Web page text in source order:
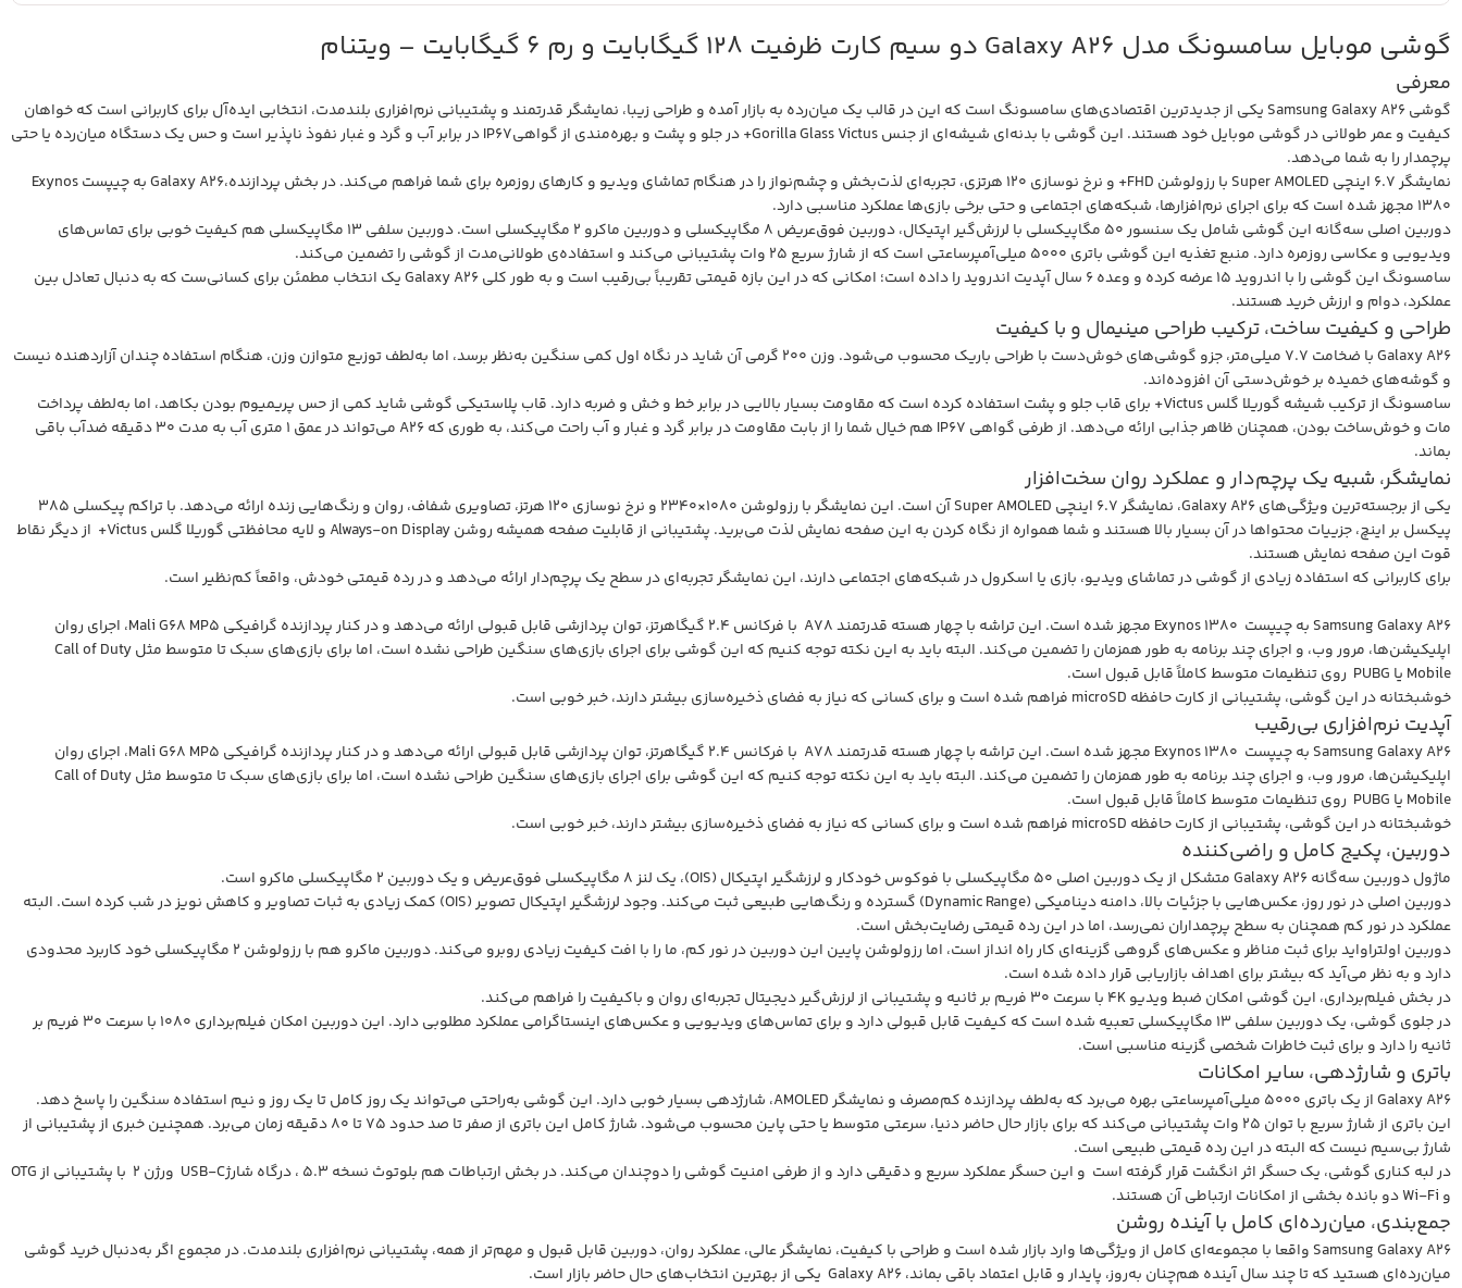
گوشی موبایل سامسونگ مدل Galaxy A26 دو سیم کارت ظرفیت 128 گیگابایت و رم 6 گیگابایت – ویتنام
معرفی
گوشی Samsung Galaxy A26 یکی از جدیدترین اقتصادی‌های سامسونگ است که این در قالب یک میان‌رده به بازار آمده و طراحی زیبا، نمایشگر قدرتمند و پشتیبانی نرم‌افزاری بلندمدت، انتخابی ایده‌آل برای کاربرانی‌ است که خواهان
کیفیت و عمر طولانی در گوشی موبایل خود هستند. این گوشی با بدنه‌ای شیشه‌ای از جنس Gorilla Glass Victus+ در جلو و پشت و بهره‌مندی از گواهیIP67 در برابر آب و گرد و غبار نفوذ ناپذیر است و حس یک دستگاه میان‌رده یا حتی
پرچمدار را به شما می‌دهد.
نمایشگر ۶.۷ اینچی Super AMOLED با رزولوشن FHD+ و نرخ نوسازی ۱۲۰ هرتزی، تجربه‌ای لذت‌بخش و چشم‌نواز را در هنگام تماشای ویدیو و کارهای روزمره برای شما فراهم می‌کند. در بخش پردازنده،Galaxy A26 به چیپست Exynos
1380 مجهز شده است که برای اجرای نرم‌افزارها، شبکه‌های اجتماعی و حتی برخی بازی‌ها عملکرد مناسبی دارد.
دوربین اصلی سه‌گانه این گوشی شامل یک سنسور ۵۰ مگاپیکسلی با لرزش‌گیر اپتیکال، دوربین فوق‌عریض ۸ مگاپیکسلی و دوربین ماکرو ۲ مگاپیکسلی است. دوربین سلفی ۱۳ مگاپیکسلی هم کیفیت خوبی برای تماس‌های
ویدیویی و عکاسی روزمره دارد. منبع تغذیه این گوشی باتری ۵۰۰۰ میلی‌آمپرساعتی است که از شارژ سریع ۲۵ وات پشتیبانی می‌کند و استفاده‌ی طولانی‌مدت از گوشی را تضمین می‌کند.
سامسونگ این گوشی را با اندروید ۱۵ عرضه کرده و وعده ۶ سال آپدیت اندروید را داده است؛ امکانی که در این بازه قیمتی تقریباً بی‌رقیب است و به طور کلی Galaxy A26 یک انتخاب مطمئن برای کسانی‌ست که به دنبال تعادل بین
عملکرد، دوام و ارزش خرید هستند.
طراحی و کیفیت ساخت، ترکیب طراحی مینیمال و با کیفیت
Galaxy A26 با ضخامت 7.7 میلی‌متر، جزو گوشی‌های خوش‌دست با طراحی باریک محسوب می‌شود. وزن 200 گرمی آن شاید در نگاه اول کمی سنگین به‌نظر برسد، اما به‌لطف توزیع متوازن وزن، هنگام استفاده چندان آزاردهنده نیست
و گوشه‌های خمیده بر خوش‌دستی آن افزوده‌اند.
سامسونگ از ترکیب شیشه گوریلا گلس Victus+ برای قاب جلو و پشت استفاده کرده است که مقاومت بسیار بالایی در برابر خط و خش و ضربه دارد. قاب پلاستیکی گوشی شاید کمی از حس پریمیوم بودن بکاهد، اما به‌لطف پرداخت
مات و خوش‌ساخت بودن، همچنان ظاهر جذابی ارائه می‌دهد. از طرفی گواهی IP67 هم خیال شما را از بابت مقاومت در برابر گرد و غبار و آب راحت می‌کند، به طوری که A26 می‌تواند در عمق ۱ متری آب به مدت ۳۰ دقیقه ضدآب باقی
بماند.
نمایشگر، شبیه یک پرچم‌دار و عملکرد روان سخت‌افزار
یکی از برجسته‌ترین ویژگی‌های Galaxy A26، نمایشگر 6.7 اینچی Super AMOLED آن است. این نمایشگر با رزولوشن 1080×2340 و نرخ نوسازی 120 هرتز، تصاویری شفاف، روان و رنگ‌هایی زنده ارائه می‌دهد. با تراکم پیکسلی 385
پیکسل بر اینچ، جزییات محتواها در آن بسیار بالا هستند و شما همواره از نگاه کردن به این صفحه نمایش لذت می‌برید. پشتیبانی از قابلیت صفحه همیشه روشن Always-on Display و لایه محافظتی گوریلا گلس Victus+ از دیگر نقاط
قوت این صفحه نمایش هستند.
برای کاربرانی که استفاده زیادی از گوشی در تماشای ویدیو، بازی یا اسکرول در شبکه‌های اجتماعی دارند، این نمایشگر تجربه‌ای در سطح یک پرچم‌دار ارائه می‌دهد و در رده قیمتی خودش، واقعاً کم‌نظیر است.
Samsung Galaxy A26 به چیپست 1380 Exynos مجهز شده است. این تراشه با چهار هسته قدرتمند A78 با فرکانس ۲.۴ گیگاهرتز، توان پردازشی قابل قبولی ارائه می‌دهد و در کنار پردازنده گرافیکی Mali G68 MP5، اجرای روان
اپلیکیشن‌ها، مرور وب، و اجرای چند برنامه به طور همزمان را تضمین می‌کند. البته باید به این نکته توجه کنیم که این گوشی برای اجرای بازی‌های سنگین طراحی نشده است، اما برای بازی‌های سبک تا متوسط مثل Call of Duty
Mobile یا PUBG روی تنظیمات متوسط کاملاً قابل قبول است.
خوشبختانه در این گوشی، پشتیبانی از کارت حافظه microSD فراهم شده است و برای کسانی که نیاز به فضای ذخیره‌سازی بیشتر دارند، خبر خوبی است.
آپدیت نرم‌افزاری بی‌رقیب
Samsung Galaxy A26 به چیپست 1380 Exynos مجهز شده است. این تراشه با چهار هسته قدرتمند A78 با فرکانس ۲.۴ گیگاهرتز، توان پردازشی قابل قبولی ارائه می‌دهد و در کنار پردازنده گرافیکی Mali G68 MP5، اجرای روان
اپلیکیشن‌ها، مرور وب، و اجرای چند برنامه به طور همزمان را تضمین می‌کند. البته باید به این نکته توجه کنیم که این گوشی برای اجرای بازی‌های سنگین طراحی نشده است، اما برای بازی‌های سبک تا متوسط مثل Call of Duty
Mobile یا PUBG روی تنظیمات متوسط کاملاً قابل قبول است.
خوشبختانه در این گوشی، پشتیبانی از کارت حافظه microSD فراهم شده است و برای کسانی که نیاز به فضای ذخیره‌سازی بیشتر دارند، خبر خوبی است.
دوربین، پکیج کامل و راضی‌کننده
ماژول دوربین سه‌گانه Galaxy A26 متشکل از یک دوربین اصلی ۵۰ مگاپیکسلی با فوکوس خودکار و لرزشگیر اپتیکال (OIS)، یک لنز ۸ مگاپیکسلی فوق‌عریض و یک دوربین ۲ مگاپیکسلی ماکرو است.
دوربین اصلی در نور روز، عکس‌هایی با جزئیات بالا، دامنه دینامیکی (Dynamic Range) گسترده و رنگ‌هایی طبیعی ثبت می‌کند. وجود لرزشگیر اپتیکال تصویر (OIS) کمک زیادی به ثبات تصاویر و کاهش نویز در شب کرده است. البته
عملکرد در نور کم همچنان به سطح پرچمداران نمی‌رسد، اما در این رده قیمتی رضایت‌بخش است.
دوربین اولتراواید برای ثبت مناظر و عکس‌های گروهی گزینه‌ای کار راه انداز است، اما رزولوشن پایین این دوربین در نور کم، ما را با افت کیفیت زیادی روبرو می‌کند. دوربین ماکرو هم با رزولوشن 2 مگاپیکسلی خود کاربرد محدودی
دارد و به نظر می‌آید که بیشتر برای اهداف بازاریابی قرار داده شده است.
در بخش فیلم‌برداری، این گوشی امکان ضبط ویدیو 4K با سرعت ۳۰ فریم بر ثانیه و پشتیبانی از لرزش‌گیر دیجیتال تجربه‌ای روان و باکیفیت را فراهم می‌کند.
در جلوی گوشی، یک دوربین سلفی ۱۳ مگاپیکسلی تعبیه شده است که کیفیت قابل قبولی دارد و برای تماس‌های ویدیویی و عکس‌های اینستاگرامی عملکرد مطلوبی دارد. این دوربین امکان فیلم‌برداری 1080 با سرعت 30 فریم بر
ثانیه را دارد و برای ثبت خاطرات شخصی گزینه مناسبی است.
باتری و شارژدهی، سایر امکانات
Galaxy A26 از یک باتری ۵۰۰۰ میلی‌آمپرساعتی بهره می‌برد که به‌لطف پردازنده کم‌مصرف و نمایشگر AMOLED، شارژدهی بسیار خوبی دارد. این گوشی به‌راحتی می‌تواند یک روز کامل تا یک روز و نیم استفاده سنگین را پاسخ دهد.
این باتری از شارژ سریع با توان ۲۵ وات پشتیبانی می‌کند که برای بازار حال حاضر دنیا، سرعتی متوسط یا حتی پاین محسوب می‌شود. شارژ کامل این باتری از صفر تا صد حدود ۷۵ تا ۸۰ دقیقه زمان می‌برد. همچنین خبری از پشتیبانی از
شارژ بی‌سیم نیست که البته در این رده قیمتی طبیعی است.
در لبه کناری گوشی، یک حسگر اثر انگشت قرار گرفته است و این حسگر عملکرد سریع و دقیقی دارد و از طرفی امنیت گوشی را دوچندان می‌کند. در بخش ارتباطات هم بلوتوث نسخه 5.3 ، درگاه شارژUSB-C ورژن 2 با پشتیبانی از OTG
و Wi-Fi دو بانده بخشی از امکانات ارتباطی آن هستند.
جمع‌بندی، میان‌رده‌ای کامل با آینده روشن
Samsung Galaxy A26 واقعا با مجموعه‌ای کامل از ویژگی‌ها وارد بازار شده است و طراحی با کیفیت، نمایشگر عالی، عملکرد روان، دوربین قابل قبول و مهم‌تر از همه، پشتیبانی نرم‌افزاری بلندمدت. در مجموع اگر به‌دنبال خرید گوشی
میان‌رده‌ای هستید که تا چند سال آینده هم‌چنان به‌روز، پایدار و قابل اعتماد باقی بماند، Galaxy A26 یکی از بهترین انتخاب‌های حال حاضر بازار است.